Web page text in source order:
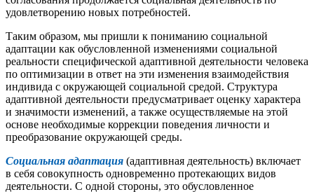
удовлетворению новых потребностей.
Таким образом, мы пришли к пониманию социальной
адаптации как обусловленной изменениями социальной
реальности специфической адаптивной деятельности человека
по оптимизации в ответ на эти изменения взаимодействия
индивида с окружающей социальной средой. Структура
адаптивной деятельности предусматривает оценку характера
и значимости изменений, а также осуществляемые на этой
основе необходимые коррекции поведения личности и
преобразование окружающей среды.
Социальная адаптация (адаптивная деятельность) включает
в себя совокупность одновременно протекающих видов
деятельности. С одной стороны, это обусловленное